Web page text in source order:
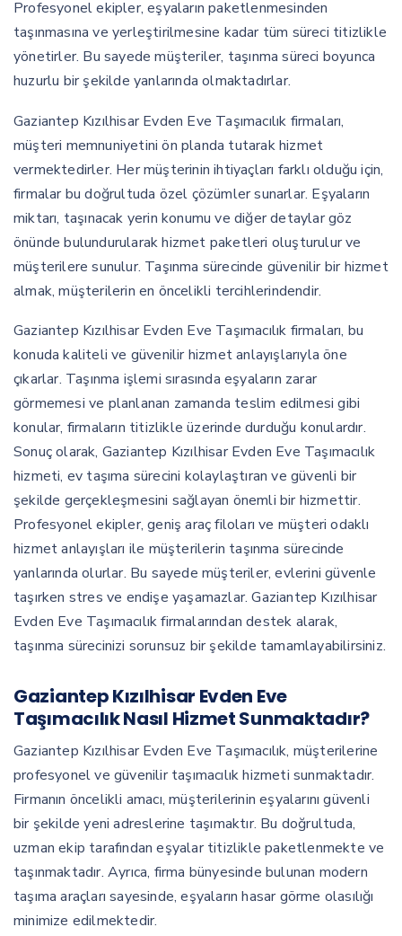
Profesyonel ekipler, eşyaların paketlenmesinden
taşınmasına ve yerleştirilmesine kadar tüm süreci titizlikle
yönetirler. Bu sayede müşteriler, taşınma süreci boyunca
huzurlu bir şekilde yanlarında olmaktadırlar.
Gaziantep Kızılhisar Evden Eve Taşımacılık firmaları,
müşteri memnuniyetini ön planda tutarak hizmet
vermektedirler. Her müşterinin ihtiyaçları farklı olduğu için,
firmalar bu doğrultuda özel çözümler sunarlar. Eşyaların
miktarı, taşınacak yerin konumu ve diğer detaylar göz
önünde bulundurularak hizmet paketleri oluşturulur ve
müşterilere sunulur. Taşınma sürecinde güvenilir bir hizmet
almak, müşterilerin en öncelikli tercihlerindendir.
Gaziantep Kızılhisar Evden Eve Taşımacılık firmaları, bu
konuda kaliteli ve güvenilir hizmet anlayışlarıyla öne
çıkarlar. Taşınma işlemi sırasında eşyaların zarar
görmemesi ve planlanan zamanda teslim edilmesi gibi
konular, firmaların titizlikle üzerinde durduğu konulardır.
Sonuç olarak, Gaziantep Kızılhisar Evden Eve Taşımacılık
hizmeti, ev taşıma sürecini kolaylaştıran ve güvenli bir
şekilde gerçekleşmesini sağlayan önemli bir hizmettir.
Profesyonel ekipler, geniş araç filoları ve müşteri odaklı
hizmet anlayışları ile müşterilerin taşınma sürecinde
yanlarında olurlar. Bu sayede müşteriler, evlerini güvenle
taşırken stres ve endişe yaşamazlar. Gaziantep Kızılhisar
Evden Eve Taşımacılık firmalarından destek alarak,
taşınma sürecinizi sorunsuz bir şekilde tamamlayabilirsiniz.
Gaziantep Kızılhisar Evden Eve
Taşımacılık Nasıl Hizmet Sunmaktadır?
Gaziantep Kızılhisar Evden Eve Taşımacılık, müşterilerine
profesyonel ve güvenilir taşımacılık hizmeti sunmaktadır.
Firmanın öncelikli amacı, müşterilerinin eşyalarını güvenli
bir şekilde yeni adreslerine taşımaktır. Bu doğrultuda,
uzman ekip tarafından eşyalar titizlikle paketlenmekte ve
taşınmaktadır. Ayrıca, firma bünyesinde bulunan modern
taşıma araçları sayesinde, eşyaların hasar görme olasılığı
minimize edilmektedir.